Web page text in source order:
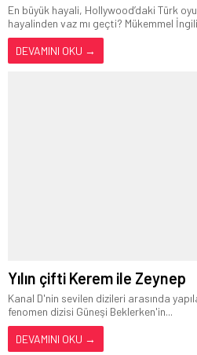
En büyük hayali, Hollywood’daki Türk
hayalinden vaz mı geçti? Mükemmel
DEVAMINI OKU →
Yılın çifti Kerem ile Zeynep
Kanal D'nin sevilen dizileri arasında
fenomen dizisi Güneşi Beklerken'in...
DEVAMINI OKU →